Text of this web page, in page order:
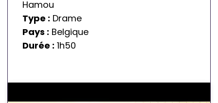
Hamou
Type : Drame
Pays : Belgique
Durée : 1h50